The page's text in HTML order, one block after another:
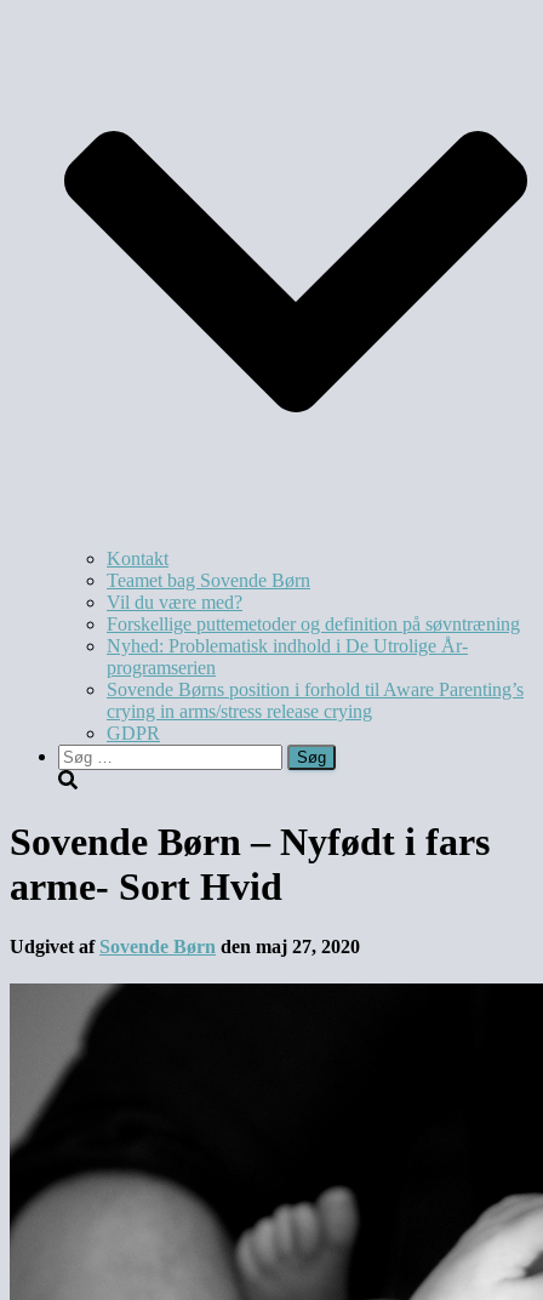
Kontakt
Teamet bag Sovende Børn
Vil du være med?
Forskellige puttemetoder og definition på søvntræning
Nyhed: Problematisk indhold i De Utrolige År-
programserien
Sovende Børns position i forhold til Aware Parenting’s
crying in arms/stress release crying
GDPR
Søg
efter:
Sovende Børn – Nyfødt i fars
arme- Sort Hvid
Udgivet af Sovende Børn den maj 27, 2020